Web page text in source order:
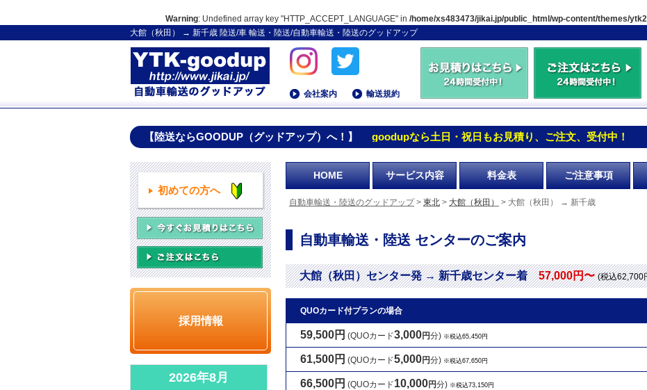
Warning: Undefined array key "HTTP_ACCEPT_LANGUAGE" in /home/xs483473/jikai.jp/public_html/wp-content/themes/
大館（秋田） → 新千歳 陸送/車 輸送・陸送/自動車輸送・陸送のグッドアップ
会社案内 輸送規約
【陸送ならGOODUP（グッドアップ）へ！】 goodupなら土日・祝日もお見積り、ご注文、受付中！
HOME サービス内容 料金表 ご注意事項
自動車輸送・陸送のグッドアップ> 東北 > 大館（秋田） > 大館（秋田） → 新千歳
自動車輸送・陸送 センターのご案内
大館（秋田）センター発 → 新千歳センター着57,000円〜 (税込62,700
QUOカード付プランの場合
59,500円 (QUOカード3,000円分) ※税込65,450円
61,500円 (QUOカード5,000円分) ※税込67,650円
66,500円 (QUOカード10,000円分) ※税込73,150円
初めての方へ
採用情報
2026年8月